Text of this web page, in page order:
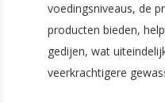
voedingsniveaus, de
producten bieden,
gedijen, wat
veerkrachtigere